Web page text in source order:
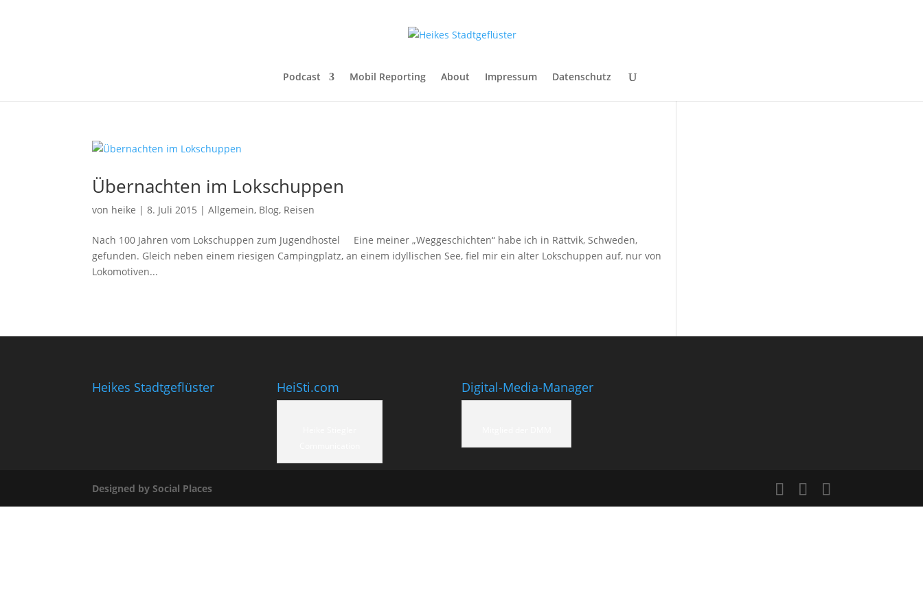
Podcast Mobil Reporting About Impressum Datenschutz
Übernachten im Lokschuppen
von heike |8. Juli 2015 |Allgemein, Blog, Reisen
Nach 100 Jahren vom Lokschuppen zum Jugendhostel Eine meiner „Weggeschichten“ habe ich in Rättvik, Schweden,
gefunden. Gleich neben einem riesigen Campingplatz, an einem idyllischen See, fiel mir ein alter Lokschuppen auf, nur von
Lokomotiven...
Heikes Stadtgeflüster HeiSti.com Digital-Media-Manager
Designed by Social Places